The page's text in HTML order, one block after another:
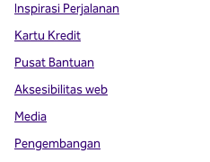
Inspirasi Perjalanan
Kartu Kredit
Pusat Bantuan
Aksesibilitas web
Media
Pengembangan